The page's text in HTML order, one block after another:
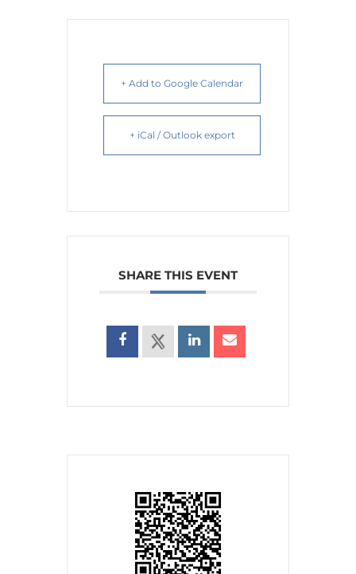
+ Add to Google Calendar
+ iCal / Outlook export
SHARE THIS EVENT